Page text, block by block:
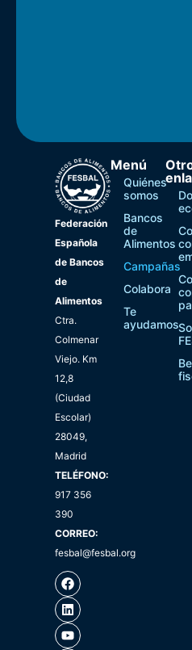
Federación
Española
de Bancos
de
Alimentos
Ctra.
Colmenar
Viejo. Km
12,8
(Ciudad
Escolar)
28049,
Madrid
TELÉFONO:
917 356
390
CORREO:
fesbal@fesbal.org
Menú
Quiénes
somos
Bancos
de
Alimentos
Campañas
Colabora
Te
ayudamos